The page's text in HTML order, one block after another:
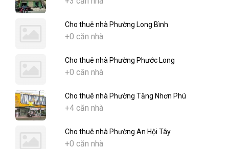
Cho thuê nhà Phường Long Bình
+0 căn nhà
Cho thuê nhà Phường Phước Long
+0 căn nhà
Cho thuê nhà Phường Tăng Nhơn Phú
+4 căn nhà
Cho thuê nhà Phường An Hội Tây
+0 căn nhà